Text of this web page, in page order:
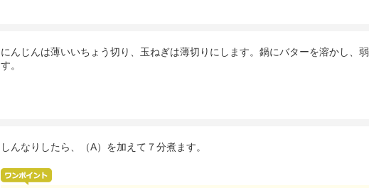
にんじんは薄いいちょう切り、玉ねぎは薄切りにします。鍋にバターを溶かし、
す。
しんなりしたら、（A）を加えて７分煮ます。